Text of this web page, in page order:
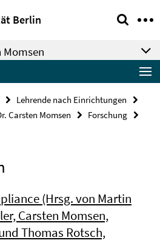
Berlin
Momsen
Lehrende nach Einrichtungen
Carsten Momsen
Forschung
(Hrsg. von Martin
Carsten Momsen,
Thomas Rotsch,